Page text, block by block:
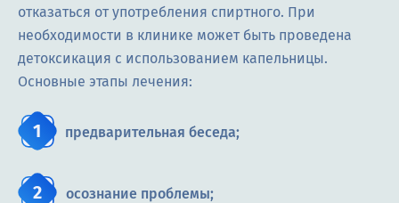
отказаться от употребления спиртного. При
необходимости в клинике может быть проведена
детоксикация с использованием капельницы.
Основные этапы лечения:
предварительная беседа;
осознание проблемы;